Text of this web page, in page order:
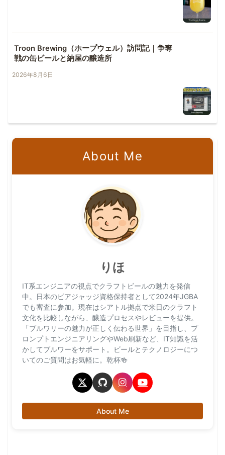
Troon Brewing（ホープウェル）訪問記｜争奪
戦の缶ビールと納屋の醸造所
2026年8月6日
About Me
りほ
IT系エンジニアの視点でクラフトビールの魅力を発信
中。日本のビアジャッジ資格保持者として2024年JGBA
でも審査に参加。現在はシアトル拠点で米日のクラフト
文化を比較しながら、醸造プロセスやレビューを提供。
「ブルワリーの魅力が正しく伝わる世界」を目指し、プ
ロンプトエンジニアリングやWeb刷新など、IT知識を活
かしてブルワーをサポート。ビールとテクノロジーにつ
いてのご質問はお気軽に。乾杯🍻
About Me